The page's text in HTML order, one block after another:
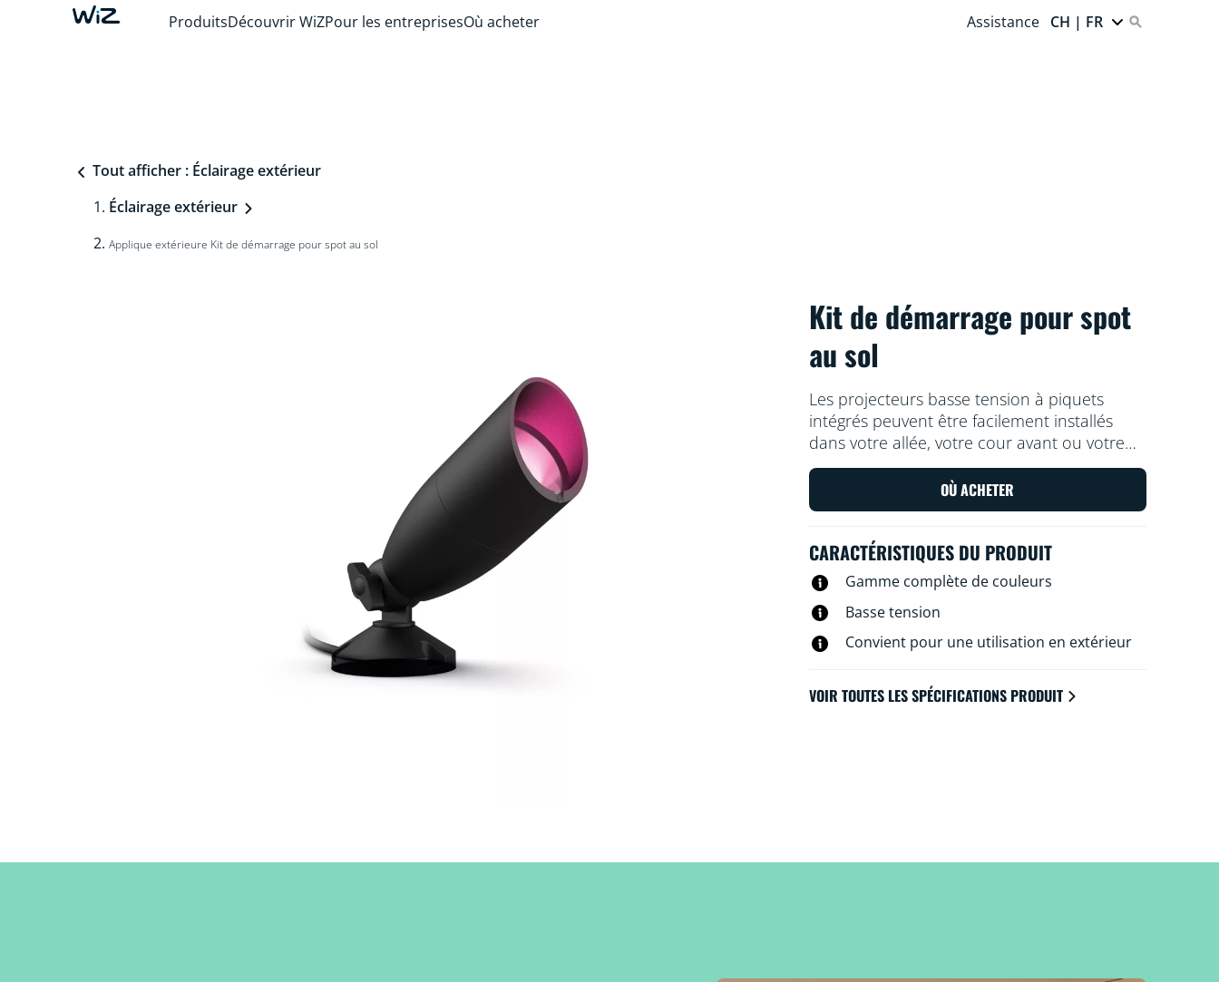
ProduitsDécouvrir WiZPour les entreprisesOù acheter Assistance CH | FR
Tout afficher : Éclairage extérieur
Éclairage extérieur
Applique extérieure Kit de démarrage pour spot au sol
Kit de démarrage pour spot
au sol
Les projecteurs basse tension à piquets
intégrés peuvent être facilement installés
dans votre allée, votre cour avant ou votre
cour arrière, pour créer des lignes de
lumières vives et dynamiques. Vous pouvez
contrôler les lumières à l’aide de votre
étanches. Vous pouvez aligner jusqu'à
cinq spots pour améliorer votre expérience
de stationnement, de marche et de détente.
OÙ ACHETER
CARACTÉRISTIQUES DU PRODUIT
Gamme complète de couleurs
Basse tension
Convient pour une utilisation en extérieur
VOIR TOUTES LES SPÉCIFICATIONS PRODUIT